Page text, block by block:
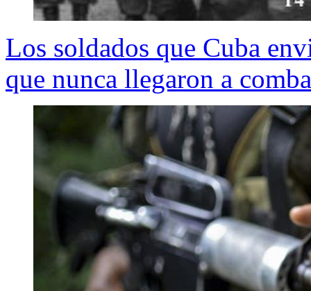
Los soldados que Cuba
que nunca llegaron a